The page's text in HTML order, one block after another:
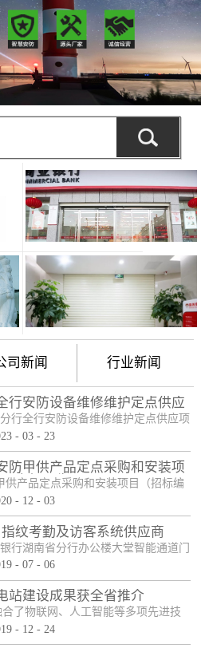
司新闻 行业新闻
行安防设备维修维护定点供应
项目
行全行安防设备维修维护定点供应项
106），于2023年2月3日以公开招
围供应商。中标产品：防护舱
- 03 - 23
防甲供产品定点采购和安装项
中标公告
供产品定点采购和安装项目（招标编
工作已经结束，经评标委员会认真评
、甲级木质防火门；2、防尾随联动互
防护门；4、甲级防盗安全门（优质
、防砸玻璃自动感应，和电机；6、银
帘门（含电机、控...
- 12 - 03
纹考勤及访客系统供应商
行湖南省分行办公楼大堂智能通道门
购项目供应商。门禁指纹考勤系统
- 07 - 06
站建设成果获全省推介
了物联网、人工智能等多项先进技
专业领域的最佳实践。”近日，国网
- 12 - 24